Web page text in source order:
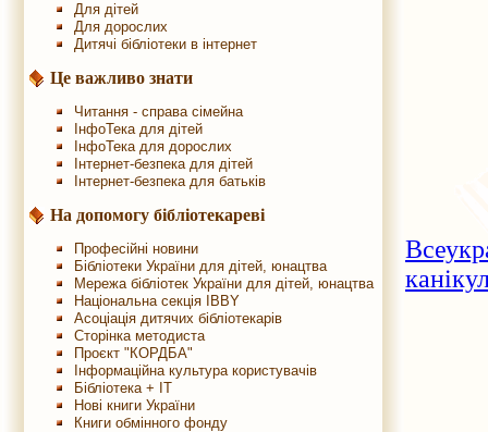
Для дітей
Для дорослих
Дитячі бібліотеки в інтернет
Це важливо знати
Читання - справа сімейна
ІнфоТека для дітей
ІнфоТека для дорослих
Інтернет-безпека для дітей
Інтернет-безпека для батьків
На допомогу бібліотекареві
Професійні новини
Бібліотеки України для дітей, юнацтва
Мережа бібліотек України для дітей, юнацтва
Національна секція IBBY
Асоціація дитячих бібліотекарів
Сторінка методиста
Проєкт "КОРДБА"
Інформаційна культура користувачів
Бібліотека + IT
Нові книги України
Книги обмінного фонду